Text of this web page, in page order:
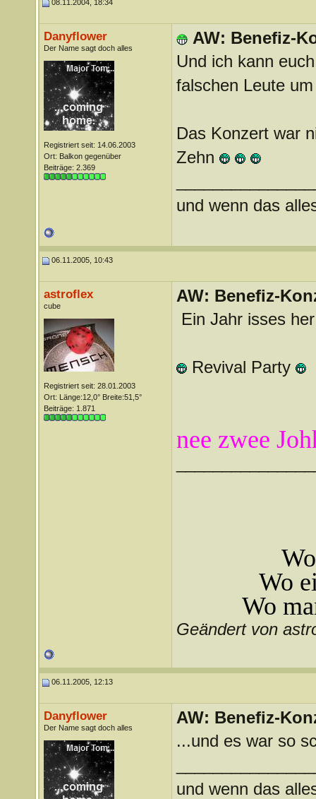
08.11.2004, 18:34
Danyflower
Der Name sagt doch alles
Registriert seit: 14.06.2003
Ort: Balkon gegenüber
Beiträge: 2.369
AW: Benefiz-
Und ich kann
falschen Leute
Das Konzert war
Zehn
und wenn das
06.11.2005, 10:43
astroflex
cube
Registriert seit: 28.01.2003
Ort: Länge:12,0° Breite:51,5°
Beiträge: 1.871
AW: Benefiz-
Ein Jahr isses
Revival Party
nee zwee
Wo
Wo
Geändert von
06.11.2005, 12:13
Danyflower
Der Name sagt doch alles
AW: Benefiz-
...und es war so
und wenn das